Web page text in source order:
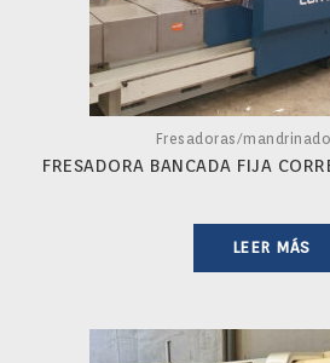
Fresadoras/
FRESADORA BANCADA FIJA
LEER MÁS